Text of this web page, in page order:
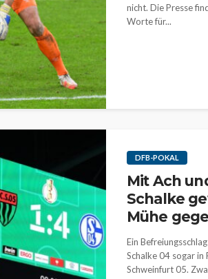
nicht. Die Presse
Worte für...
DFB-POKAL
Mit Ach
Schalke
Mühe
Ein
Schalke 04 sogar in
Schweinfurt 05.